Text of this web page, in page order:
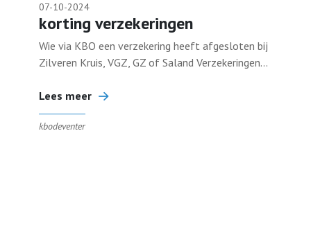
07-10-2024
korting verzekeringen
Wie via KBO een verzekering heeft afgesloten bij
Zilveren Kruis, VGZ, GZ of Saland Verzekeringen...
Lees meer
kbodeventer